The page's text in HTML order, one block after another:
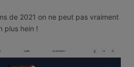
de 2021 on ne peut pas vraiment
plus hein !